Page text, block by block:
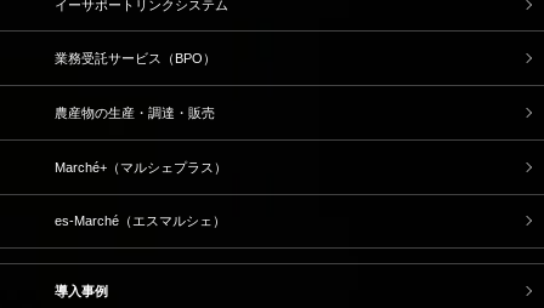
イーサポートリンクシステム
業務受託サービス（BPO）
農産物の生産・調達・販売
Marché+（マルシェプラス）
es-Marché（エスマルシェ）
導入事例